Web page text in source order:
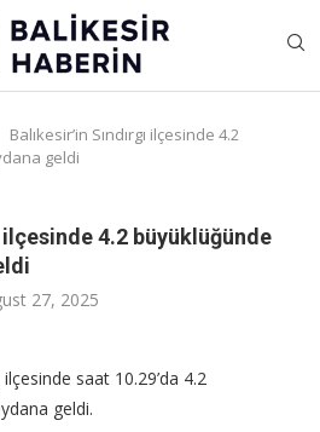
Balıkesir’in Sındırgı ilçesinde 4.2
geldi
ilçesinde 4.2 büyüklüğünde
27, 2025
ilçesinde saat 10.29’da 4.2
geldi.